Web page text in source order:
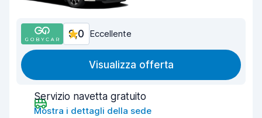
9,0 Eccellente
Visualizza offerta
Servizio navetta gratuito
Mostra i dettagli della sede